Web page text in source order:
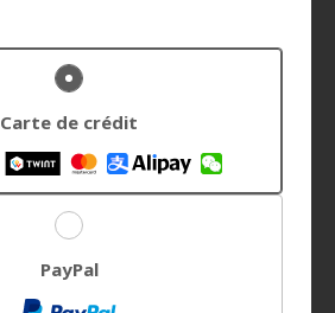
Carte de crédit
PayPal